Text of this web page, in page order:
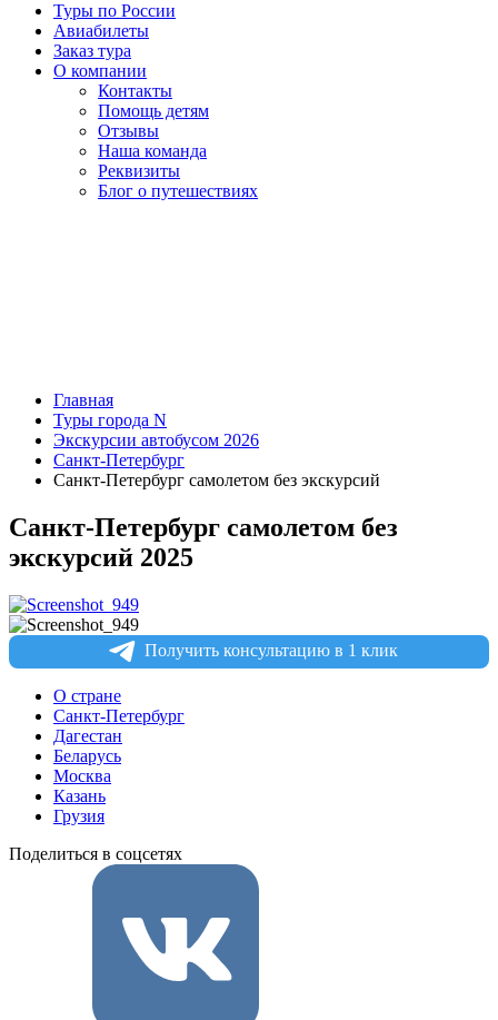
Туры по России
Авиабилеты
Заказ тура
О компании
Контакты
Помощь детям
Отзывы
Наша команда
Реквизиты
Блог о путешествиях
Главная
Туры города N
Экскурсии автобусом 2026
Санкт-Петербург
Санкт-Петербург самолетом без экскурсий
Санкт-Петербург самолетом без
экскурсий 2025
Получить консультацию в 1 клик
О стране
Санкт-Петербург
Дагестан
Беларусь
Москва
Казань
Грузия
Поделиться в соцсетях